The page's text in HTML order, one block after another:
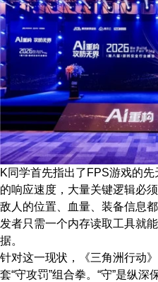
K同学首先指出了FPS游戏的先
的响应速度，大量关键逻辑必
敌人的位置、血量、装备信息
发者只需一个内存读取工具就
据。
针对这一现状，《三角洲行动
套“守攻罚”组合拳。“守”是纵